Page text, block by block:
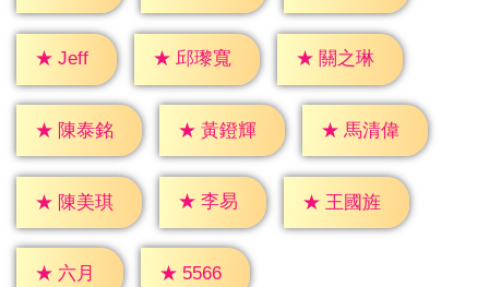
★ Jeff ★ 邱瓈寬 ★ 關之琳
★ 陳泰銘 ★ 黃鐙輝 ★ 馬清偉
★ 陳美琪 ★ 李易 ★ 王國旌
★ 六月 ★ 5566